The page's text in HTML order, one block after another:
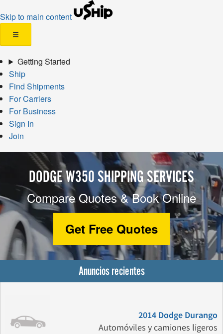
Skip to main content
☰
Getting Started
Ship
Find Shipments
For Carriers
For Business
Sign In
Join
DODGE W350 SHIPPING SERVICES
Compare Quotes & Book Online
Get Free Quotes
Anuncios recientes
2014 Dodge Durango
Automóviles y camiones ligeros